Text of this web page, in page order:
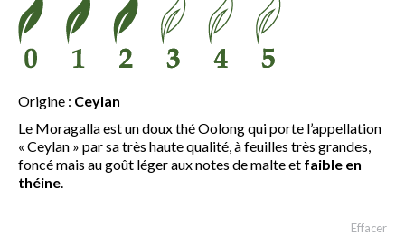
à
16.95 €
Origine : Ceylan
Le Moragalla est un doux thé Oolong qui porte l’appellation
« Ceylan » par sa très haute qualité, à feuilles très grandes,
foncé mais au goût léger aux notes de malte et faible en
théine.
Effacer